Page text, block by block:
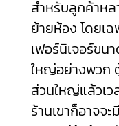
สำหรับลูกค้าห
ย้ายห้อง โดยเ
เฟอร์นิเจอร์ขน
ใหญ่อย่างพวก
ส่วนใหญ่แล้วเว
ร้านเขาก็อาจจ